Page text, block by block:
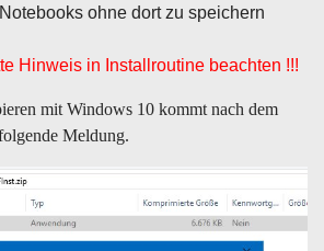
ohne dort zu speichern
Hinweis in Installroutine beachten !!!
mit Windows 10 kommt nach dem
Meldung.